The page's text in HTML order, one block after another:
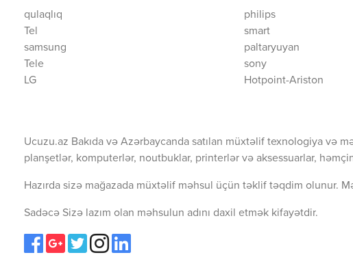
qulaqlıq
Tel
samsung
Tele
LG
philips
smart
paltaryuyan
sony
Hotpoint-Ariston
Ucuzu.az Bakıda və Azərbaycanda satılan müxtəlif texnologiya və
planşetlər, komputerlər, noutbuklar, printerlər və aksessuarlar,
Hazırda sizə mağazada müxtəlif məhsul üçün təklif təqdim olunur.
Sadəcə Sizə lazım olan məhsulun adını daxil etmək kifayətdir.